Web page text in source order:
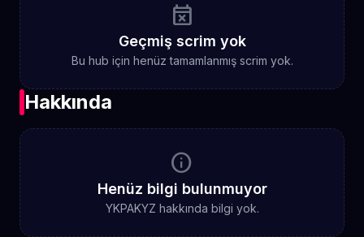
event_busy
Geçmiş scrim yok
Bu hub için henüz tamamlanmış scrim yok.
Hakkında
info
Henüz bilgi bulunmuyor
YKPAKYZ hakkında bilgi yok.